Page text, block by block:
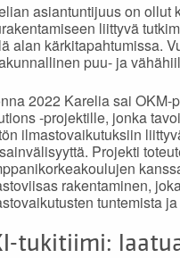
asiantuntijuus on ollut
liittyvä
alan kärkitapahtumissa.
puu- ja
2022 Karelia sai
-projektille, jonka
ilmastovaikutuksiin
Projekti
rakentaminen,
tuntemista
tukitiimi: